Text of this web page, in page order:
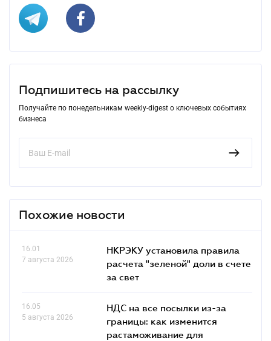
Подпишитесь на рассылку
Получайте по понедельникам weekly-digest о ключевых событиях
бизнеса
Похожие новости
16.01
7 августа 2026
НКРЭКУ установила правила
расчета "зеленой" доли в счете
за свет
16.05
5 августа 2026
НДС на все посылки из-за
границы: как изменится
растаможивание для